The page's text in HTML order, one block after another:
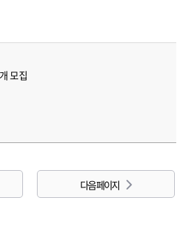
모집
다음 페이지